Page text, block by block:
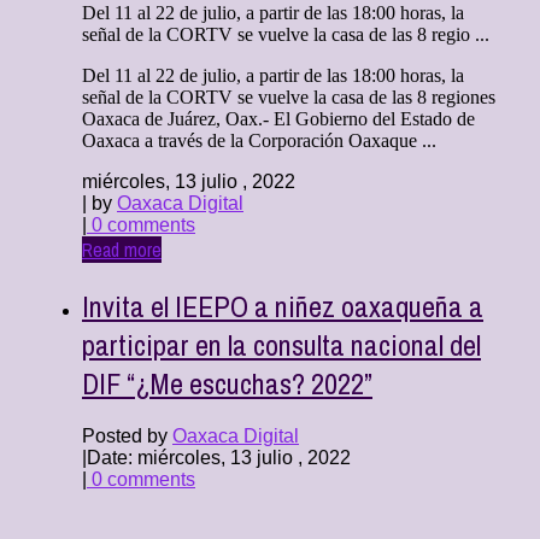
Del 11 al 22 de julio, a partir de las 18:00 horas, la
señal de la CORTV se vuelve la casa de las 8 regio ...
Del 11 al 22 de julio, a partir de las 18:00 horas, la
señal de la CORTV se vuelve la casa de las 8 regiones
Oaxaca de Juárez, Oax.- El Gobierno del Estado de
Oaxaca a través de la Corporación Oaxaque ...
miércoles, 13 julio , 2022
| by Oaxaca Digital
0 comments
Read more
Invita el IEEPO a niñez oaxaqueña a
participar en la consulta nacional del
DIF “¿Me escuchas? 2022”
Posted by Oaxaca Digital
Date: miércoles, 13 julio , 2022
0 comments